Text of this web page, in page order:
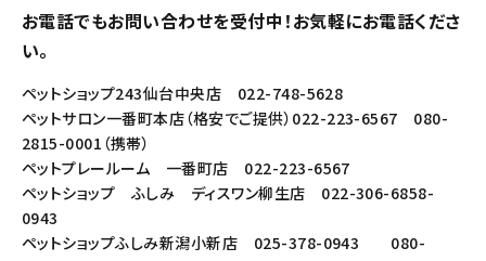
お電話でもお問い合わせを受付中！お気軽にお電話くださ
い。
ペットショップ243仙台中央店 022-748-5628
ペットサロン一番町本店（格安でご提供）022-223-6567 080-
2815-0001（携帯）
ペットプレールーム 一番町店 022-223-6567
ペットショップ ふしみ ディスワン柳生店 022-306-6858-
0943
ペットショップふしみ新潟小新店 025-378-0943 080-